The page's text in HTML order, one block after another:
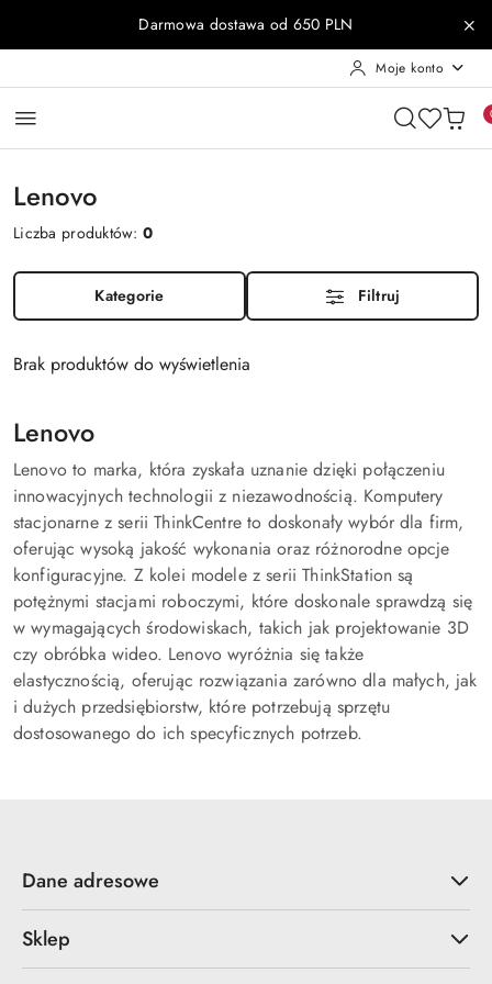
Przejdź do treści głównej
Przejdź do wyszukiwarki
Przejdź do moje konto
Przejdź do menu głównego
Przejdź do stopkiDarmowa dostawa od 650 PLN
Moje konto
Lenovo
Liczba produktów:0
Kategorie Filtruj
Brak produktów do wyświetlenia
Lenovo
Lenovo to marka, która zyskała uznanie dzięki połączeniu
innowacyjnych technologii z niezawodnością. Komputery
stacjonarne z serii ThinkCentre to doskonały wybór dla firm,
oferując wysoką jakość wykonania oraz różnorodne opcje
konfiguracyjne. Z kolei modele z serii ThinkStation są
potężnymi stacjami roboczymi, które doskonale sprawdzą się
w wymagających środowiskach, takich jak projektowanie 3D
czy obróbka wideo. Lenovo wyróżnia się także
elastycznością, oferując rozwiązania zarówno dla małych, jak
i dużych przedsiębiorstw, które potrzebują sprzętu
dostosowanego do ich specyficznych potrzeb.
Dane adresowe
Sklep